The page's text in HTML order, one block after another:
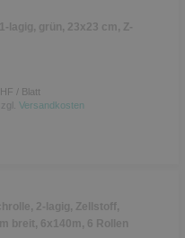
lagig, grün, 23x23 cm, Z-
/ Blatt
Versandkosten
2-lagig, Zellstoff,
breit, 6x140m, 6 Rollen